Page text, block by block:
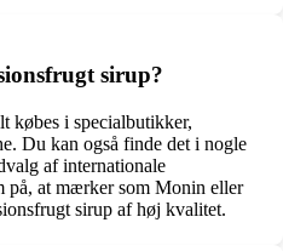
sirup?
købes i specialbutikker,
Du kan også finde det i nogle
af internationale
at mærker som Monin eller
sirup af høj kvalitet.